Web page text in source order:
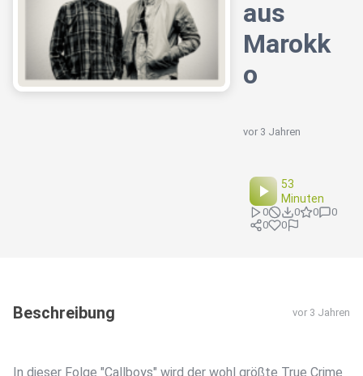
aus
Marokk
o
vor 3 Jahren
53
Minuten
0 0 0
0
0
0
Beschreibung vor 3 Jahren
In dieser Folge "Callboys" wird der wohl größte True Crime